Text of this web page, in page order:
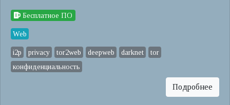
Бесплатное ПО
Web
i2p privacy tor2web deepweb darknet
tor
конфиденциальность
Подробнее